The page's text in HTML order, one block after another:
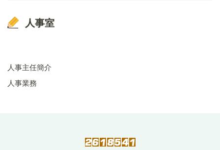
人事室
人事主任簡介
人事業務